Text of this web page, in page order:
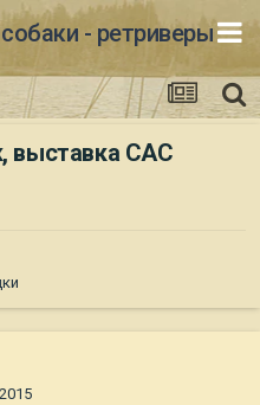
- ретриверы
выставка САС